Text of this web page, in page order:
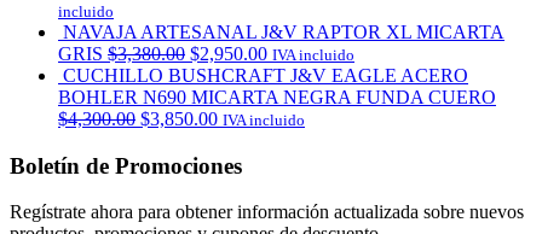
incluido
NAVAJA ARTESANAL J&V RAPTOR XL MICARTA
GRIS $3,380.00 $2,950.00 IVA incluido
CUCHILLO BUSHCRAFT J&V EAGLE ACERO
BOHLER N690 MICARTA NEGRA FUNDA CUERO
$4,300.00 $3,850.00 IVA incluido
Boletín de Promociones
Regístrate ahora para obtener información actualizada sobre nuevos